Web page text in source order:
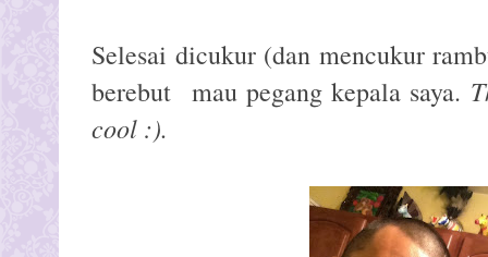
Selesai dicukur (dan mencukur
berebut mau pegang kepala saya.
cool :).